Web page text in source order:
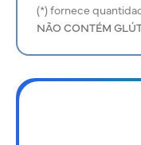
(*) fornece
NÃO CONTÉM